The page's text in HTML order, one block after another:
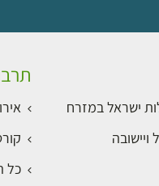
ישראל במזרח
כל